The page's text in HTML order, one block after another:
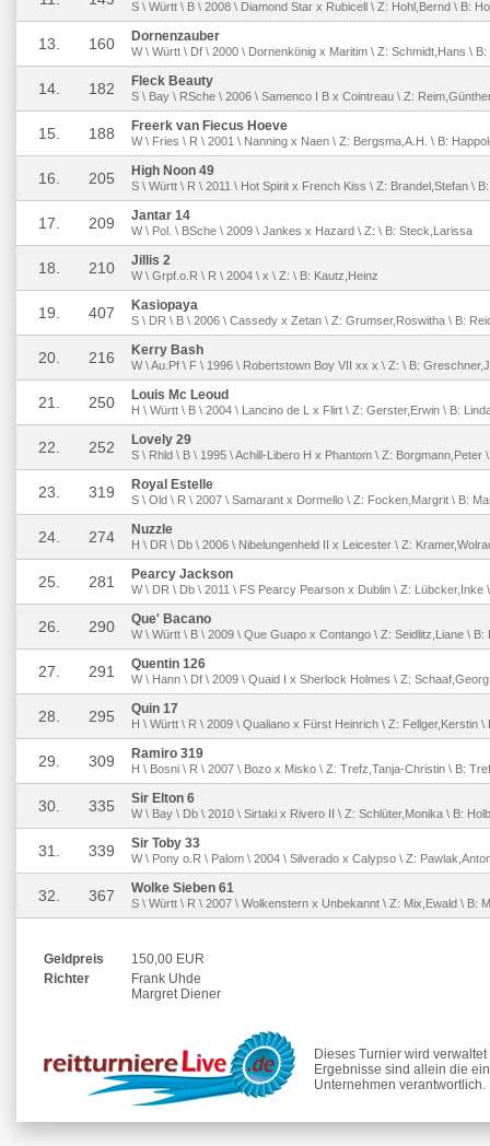
S \ Württ \ B \ 2008 \ Diamond Star x Rubicell \ Z: Hohl,Bernd \ B:
13. 160 Dornenzauber
W \ Württ \ Df \ 2000 \ Dornenkönig x Maritim \ Z: Schmidt,Hans \ B:
14. 182 Fleck Beauty
S \ Bay \ RSche \ 2006 \ Samenco I B x Cointreau \ Z:
15. 188 Freerk van Fiecus Hoeve
W \ Fries \ R \ 2001 \ Nanning x Naen \ Z: Bergsma,A.H. \ B:
16. 205 High Noon 49
S \ Württ \ R \ 2011 \ Hot Spirit x French Kiss \ Z: Brandel,Stefan \
17. 209 Jantar 14
W \ Pol. \ BSche \ 2009 \ Jankes x Hazard \ Z: \ B: Steck,Larissa
18. 210 Jillis 2
W \ Grpf.o.R \ R \ 2004 \ x \ Z: \ B: Kautz,Heinz
19. 407 Kasiopaya
S \ DR \ B \ 2006 \ Cassedy x Zetan \ Z: Grumser,Roswitha \ B:
20. 216 Kerry Bash
W \ Au.Pf \ F \ 1996 \ Robertstown Boy VII xx x \ Z: \ B:
21. 250 Louis Mc Leoud
H \ Württ \ B \ 2004 \ Lancino de L x Flirt \ Z: Gerster,Erwin \ B:
22. 252 Lovely 29
S \ Rhld \ B \ 1995 \ Achill-Libero H x Phantom \ Z: Borgmann,Peter
23. 319 Royal Estelle
S \ Old \ R \ 2007 \ Samarant x Dormello \ Z: Focken,Margrit \ B:
24. 274 Nuzzle
H \ DR \ Db \ 2006 \ Nibelungenheld II x Leicester \ Z:
25. 281 Pearcy Jackson
W \ DR \ Db \ 2011 \ FS Pearcy Pearson x Dublin \ Z: Lübcker,Inke
26. 290 Que' Bacano
W \ Württ \ B \ 2009 \ Que Guapo x Contango \ Z: Seidlitz,Liane \ B:
27. 291 Quentin 126
W \ Hann \ Df \ 2009 \ Quaid I x Sherlock Holmes \ Z:
28. 295 Quin 17
H \ Württ \ R \ 2009 \ Qualiano x Fürst Heinrich \ Z: Fellger,Kerstin \
29. 309 Ramiro 319
H \ Bosni \ R \ 2007 \ Bozo x Misko \ Z: Trefz,Tanja-Christin \ B:
30. 335 Sir Elton 6
W \ Bay \ Db \ 2010 \ Sirtaki x Rivero II \ Z: Schlüter,Monika \ B:
31. 339 Sir Toby 33
W \ Pony o.R \ Palom \ 2004 \ Silverado x Calypso \ Z:
32. 367 Wolke Sieben 61
S \ Württ \ R \ 2007 \ Wolkenstern x Unbekannt \ Z: Mix,Ewald \ B:
Geldpreis
150,00 EUR
Richter
Frank Uhde
Margret Diener
Dieses Turnier wird
Ergebnisse sind allein die
Unternehmen verantwortlich.